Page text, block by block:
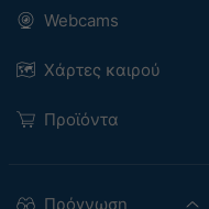
Webcams
Χάρτες καιρού
Προϊόντα
Πρόγνωση